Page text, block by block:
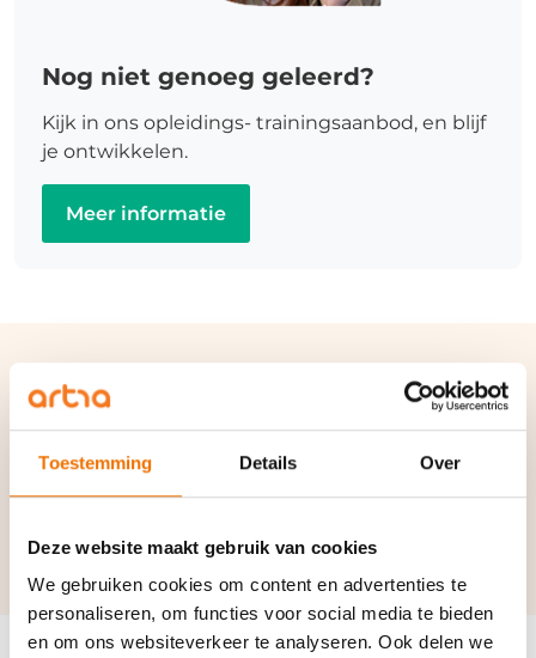
Toestemming Details Over
Deze website maakt gebruik van cookies
We gebruiken cookies om content en advertenties te
personaliseren, om functies voor social media te bieden
en om ons websiteverkeer te analyseren. Ook delen we
Nog niet genoeg geleerd?
Kijk in ons opleidings- trainingsaanbod, en blijf
je ontwikkelen.
Meer informatie
Verwante termen en
synoniemen: